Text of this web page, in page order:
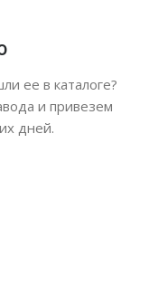
ее в каталоге?
и привезем
дней.